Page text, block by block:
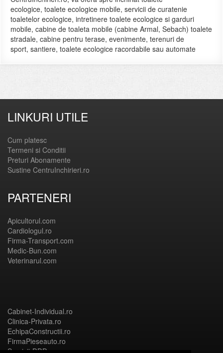
ecologice, toalete ecologice mobile, servicii de curatenie
toaletelor ecologice, intretinere toalete ecologice si garduri
mobile, cabine de toaleta mobile (cabine Armal, Sebach) toalete
stradale, cabine pentru terase, evenimente, terenuri de
sport, santiere, toalete ecologice racordabile sau automate
LINKURI UTILE
Cum platesc
Termeni si Conditii
Preturi Abonamente
Sustine CentruInchirieri.ro
PARTENERI
Apicultorul.com
Cardiologul.ro
Firma-Transport.com
Medic-Bun.com
Veterinarul.com
Cabinet-Individual.ro
Clinica-Privata.ro
EchipaConstructii.ro
FirmaPieseauto.ro
Servicii-DDD.com